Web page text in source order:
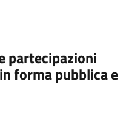
partecipazioni
forma pubblica e